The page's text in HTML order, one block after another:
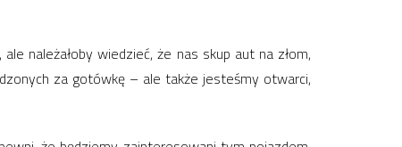
należałoby wiedzieć, że nas skup aut na złom,
za gotówkę – ale także jesteśmy otwarci,